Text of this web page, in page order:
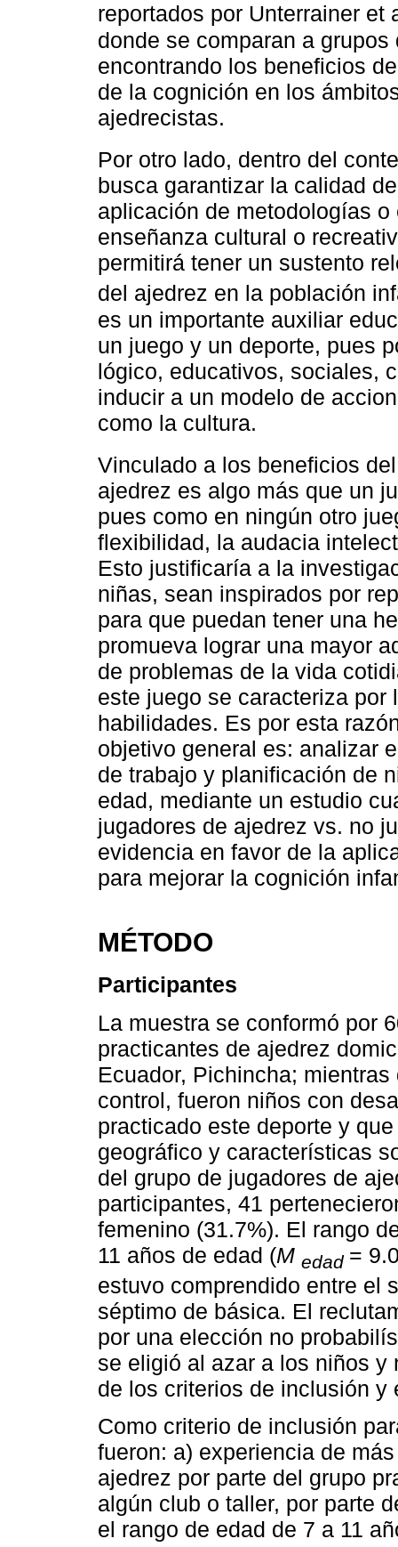
reportados por Unterrainer et
donde se comparan a
encontrando los beneficios
de la cognición en los
ajedrecistas.
Por otro lado, dentro del
busca garantizar la calidad
aplicación de metodologías
enseñanza cultural o
permitirá tener un sustento
del ajedrez en la población
es un importante auxiliar
un juego y un deporte, pues
lógico, educativos, sociales,
inducir a un modelo de
como la cultura.
Vinculado a los beneficios
ajedrez es algo más que un
pues como en ningún otro
flexibilidad, la audacia
Esto justificaría a la
niñas, sean inspirados por
para que puedan tener una
promueva lograr una mayor
de problemas de la vida
este juego se caracteriza
habilidades. Es por esta
objetivo general es: analizar
de trabajo y planificación de
edad, mediante un estudio
jugadores de ajedrez vs. no
evidencia en favor de la
para mejorar la cognición
MÉTODO
Participantes
La muestra se conformó por
practicantes de ajedrez
Ecuador, Pichincha;
control, fueron niños con
practicado este deporte y
geográfico y características
del grupo de jugadores de
participantes, 41
femenino (31.7%). El rango
11 años de edad (M edad =
estuvo comprendido entre el
séptimo de básica. El
por una elección no
se eligió al azar a los niños y
de los criterios de inclusión y
Como criterio de inclusión
fueron: a) experiencia de
ajedrez por parte del grupo
algún club o taller, por parte
el rango de edad de 7 a 11